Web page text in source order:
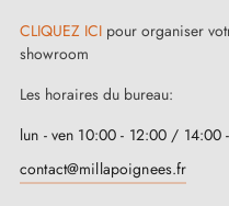
CLIQUEZ ICI pour organiser
showroom
Les horaires du bureau:
lun - ven 10:00 - 12:00 / 14:00
contact@millapoignees.fr